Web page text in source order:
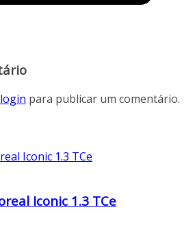
login para publicar um comentário.
Iconic 1.3 TCe